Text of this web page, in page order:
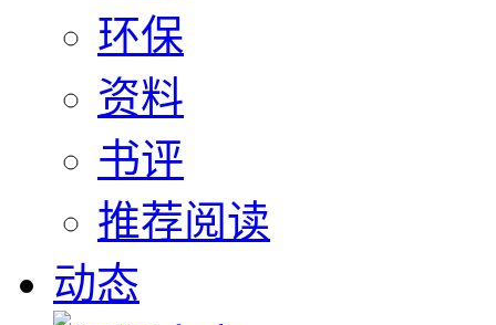
环保
资料
书评
推荐阅读
动态